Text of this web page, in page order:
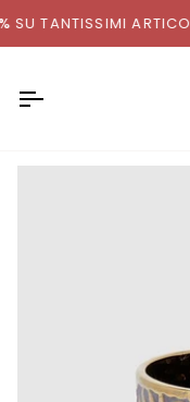
al
contenuto
TANTISSIMI